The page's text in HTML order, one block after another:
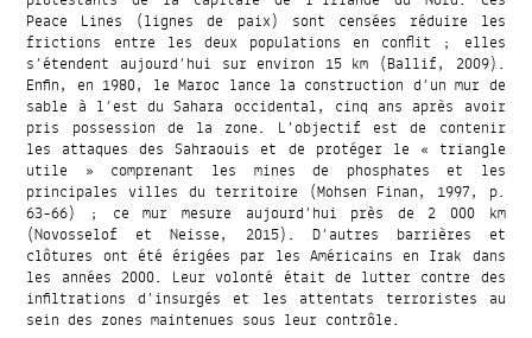
Peace Lines (lignes de paix) sont censées réduire les
frictions entre les deux populations en conflit ; elles
s’étendent aujourd’hui sur environ 15 km (Ballif, 2009).
Enfin, en 1980, le Maroc lance la construction d’un mur de
sable à l’est du Sahara occidental, cinq ans après avoir
pris possession de la zone. L’objectif est de contenir
les attaques des Sahraouis et de protéger le « triangle
utile » comprenant les mines de phosphates et les
principales villes du territoire (Mohsen Finan, 1997, p.
63-66) ; ce mur mesure aujourd’hui près de 2 000 km
(Novosselof et Neisse, 2015). D’autres barrières et
clôtures ont été érigées par les Américains en Irak dans
les années 2000. Leur volonté était de lutter contre des
infiltrations d’insurgés et les attentats terroristes au
sein des zones maintenues sous leur contrôle.